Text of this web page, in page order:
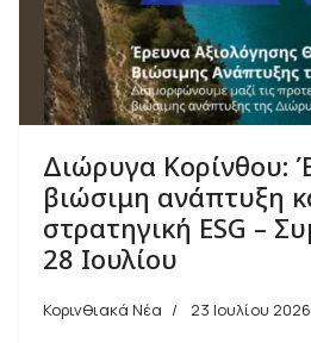
Διώρυγα Κορίνθου:
βιώσιμη ανάπτυξη
στρατηγική ESG –
28 Ιουλίου
Κορινθιακά Νέα 23 Ιουλίου 2026